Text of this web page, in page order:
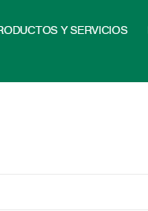
Y SERVICIOS